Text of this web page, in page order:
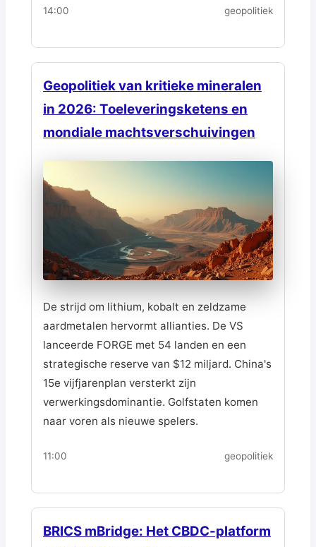
14:00 geopolitiek
Geopolitiek van kritieke mineralen
in 2026: Toeleveringsketens en
mondiale machtsverschuivingen
De strijd om lithium, kobalt en zeldzame
aardmetalen hervormt allianties. De VS
lanceerde FORGE met 54 landen en een
strategische reserve van $12 miljard. China's
15e vijfjarenplan versterkt zijn
verwerkingsdominantie. Golfstaten komen
naar voren als nieuwe spelers.
11:00 geopolitiek
BRICS mBridge: Het CBDC-platform